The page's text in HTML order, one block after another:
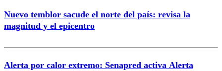
Nuevo temblor sacude el norte del país: revisa la
magnitud y el epicentro
Alerta por calor extremo: Senapred activa Alerta